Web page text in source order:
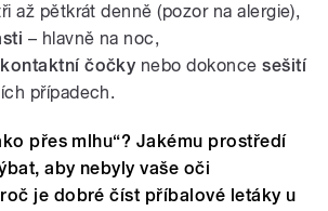
až pětkrát denně (pozor na alergie),
– hlavně na noc,
čočky nebo dokoncesešití
případech.
přes mlhu“? Jakému prostředí
aby nebyly vaše oči
je dobré číst příbalové letáky u